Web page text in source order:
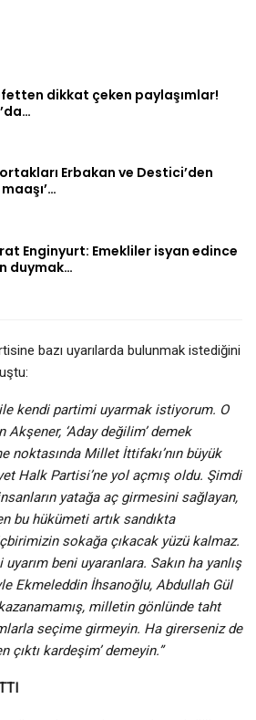
dikkat çeken paylaşımlar!
Erbakan ve Destici’den
Enginyurt: Emekliler isyan edince
duymak…
bazı uyarılarda bulunmak istediğini
kendi partimi uyarmak istiyorum. O
Akşener, ‘Aday değilim’ demek
noktasında Millet İttifakı’nın büyük
Halk Partisi’ne yol açmış oldu. Şimdi
yatağa aç girmesini sağlayan,
bu hükümeti artık sandıkta
sokağa çıkacak yüzü kalmaz.
beni uyaranlara. Sakın ha yanlış
Ekmeleddin İhsanoğlu, Abdullah Gül
milletin gönlünde taht
seçime girmeyin. Ha girerseniz de
çıktı kardeşim’ demeyin.”